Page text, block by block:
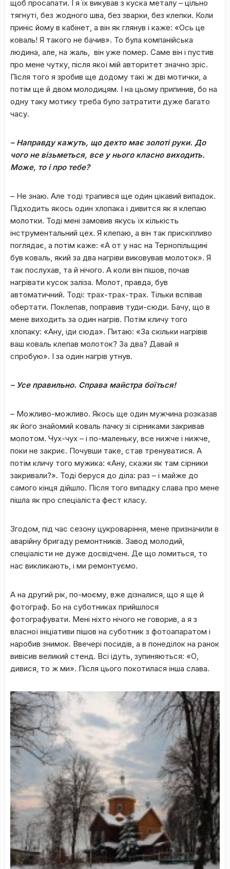
щоб просапати. І я їх викував з куска металу – цільно
тягнуті, без жодного шва, без зварки, без клепки. Коли
приніс йому в кабінет, а він як глянув і каже: «Ось це
коваль! Я такого не бачив». То була компанійська
людина, але, на жаль, він уже помер. Саме він і пустив
про мене чутку, після якої мій авторитет значно зріс.
Після того я зробив ще додому такі ж дві мотички, а
потім ще й двом молодицям. І на цьому припинив, бо на
одну таку мотику треба було затратити дуже багато
часу.
– Направду кажуть, що дехто має золоті руки. До
чого не візьметься, все у нього класно виходить.
Може, то і про тебе?
– Не знаю. Але тоді трапився ще один цікавий випадок.
Підходить якось один хлопака і дивится як я клепаю
молотки. Тоді мені замовив якусь їх кількість
інструментальний цех. Я клепаю, а він так прискіпливо
поглядає, а потім каже: «А от у нас на Тернопільщині
був коваль, який за два нагріви виковував молоток». Я
так послухав, та й нічого. А коли він пішов, почав
нагрівати кусок заліза. Молот, правда, був
автоматичний. Тоді: трах-трах-трах. Тільки вспівав
обертати. Поклепав, поправив туди-сюди. Бачу, що в
мене виходить за один нагрів. Потім кличу того
хлопаку: «Ану, іди сюда». Питаю: «За скільки нагрівів
ваш коваль клепав молоток? За два? Давай я
спробую». І за один нагрів утнув.
– Усе правильно. Справа майстра боїться!
– Можливо-можливо. Якось ще один мужчина розказав
як його знайомий коваль пачку зі сірниками закривав
молотом. Чух-чух – і по-маленьку, все нижче і нижче,
поки не закриє. Почувши таке, став тренуватися. А
потім кличу того мужика: «Ану, скажи як там сірники
закривали?». Тоді беруся до діла: раз – і майже до
самого кінця дійшло. Після того випадку слава про мене
пішла як про спеціаліста фест класу.
Згодом, під час сезону цукроваріння, мене призначили в
аварійну бригаду ремонтників. Завод молодий,
спеціалісти не дуже досвідчені. Де що ломиться, то
нас викликають, і ми ремонтуємо.
А на другий рік, по-моєму, вже дізналися, що я ще й
фотограф. Бо на суботниках прийшлося
фотографувати. Мені ніхто нічого не говорив, а я з
власної ініціативи пішов на суботник з фотоапаратом і
наробив знимок. Ввечері посидів, а в понеділок на ранок
вивісив великий стенд. Всі ідуть, зупиняються: «О,
дивися, то ж ми». Після цього покотилася інша слава.